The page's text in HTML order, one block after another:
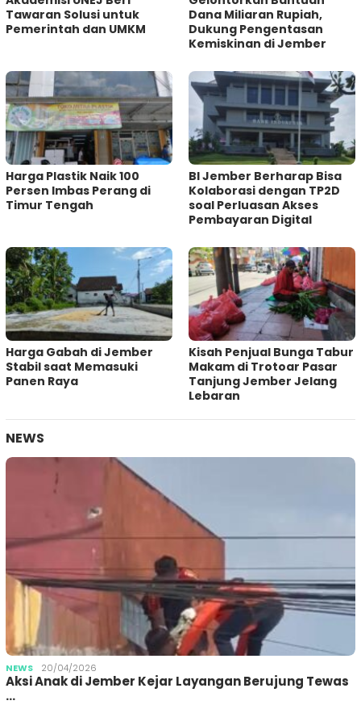
Tawaran Solusi untuk
Pemerintah dan UMKM
Dana Miliaran Rupiah,
Dukung Pengentasan
Kemiskinan di Jember
Harga Plastik Naik 100
Persen Imbas Perang di
Timur Tengah
BI Jember Berharap Bisa
Kolaborasi dengan TP2D
soal Perluasan Akses
Pembayaran Digital
Harga Gabah di Jember
Stabil saat Memasuki
Panen Raya
Kisah Penjual Bunga Tabur
Makam di Trotoar Pasar
Tanjung Jember Jelang
Lebaran
NEWS
NEWS 20/04/2026
Aksi Anak di Jember Kejar Layangan Berujung Tewas
…